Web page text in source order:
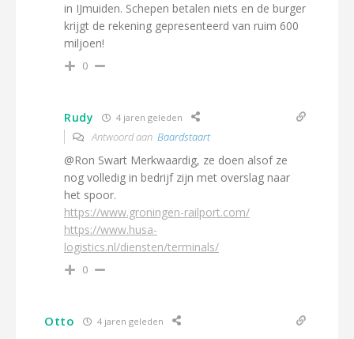
in IJmuiden. Schepen betalen niets en de burger
krijgt de rekening gepresenteerd van ruim 600
miljoen!
0
Rudy 4 jaren geleden
Antwoord aan Baardstaart
@Ron Swart Merkwaardig, ze doen alsof ze
nog volledig in bedrijf zijn met overslag naar
het spoor.
https://www.groningen-railport.com/
https://www.husa-
logistics.nl/diensten/terminals/
0
Otto 4 jaren geleden